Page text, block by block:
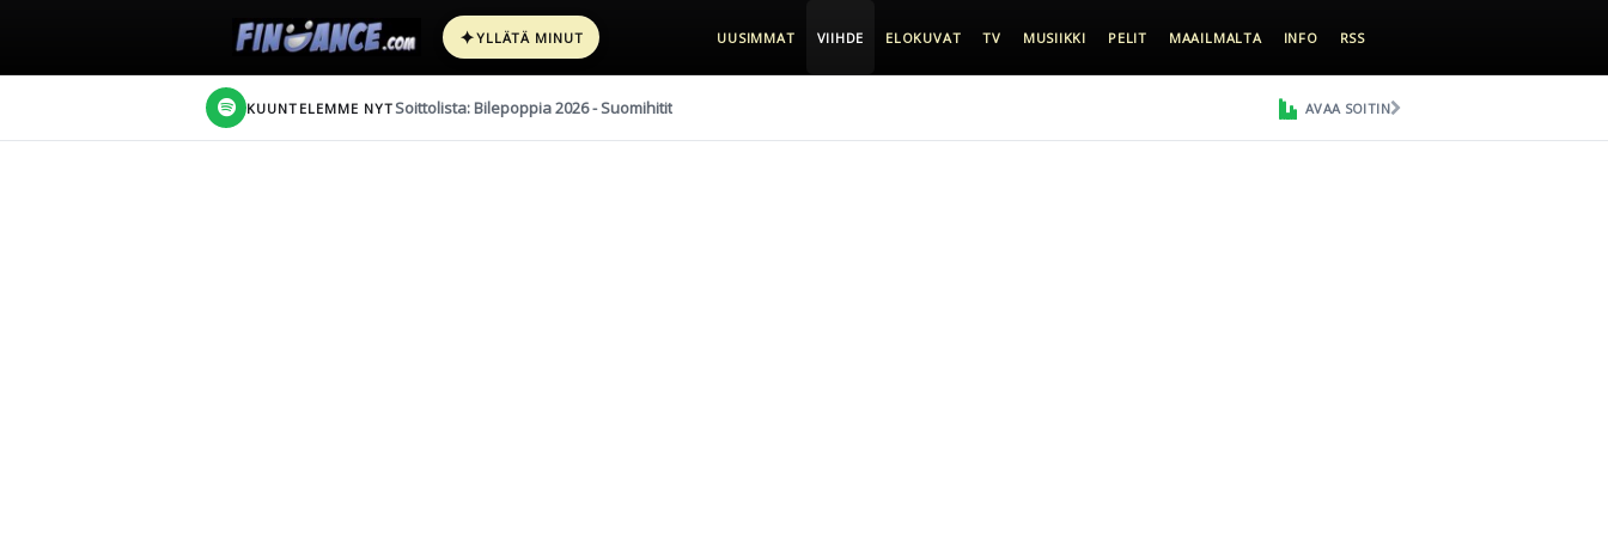
✦YLLÄTÄ MINUT UUSIMMAT VIIHDE ELOKUVAT TV MUSIIKKI PELIT MAAILMALTA INFO RSS
KUUNTELEMME NYT Soittolista: Bilepoppia 2026 - Suomihitit AVAA SOITIN